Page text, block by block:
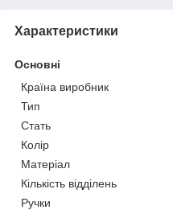
Характеристики
Основні
Країна виробник
Тип
Стать
Колір
Матеріал
Кількість відділень
Ручки